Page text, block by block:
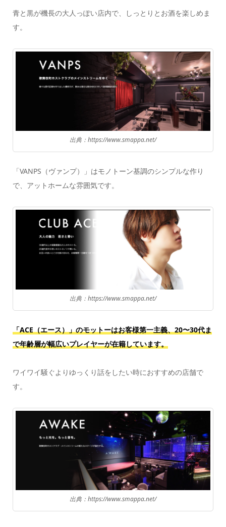
青と黒が機長の大人っぽい店内で、しっとりとお酒を楽しめま
す。
出典：https://www.smappa.net/
「VANPS（ヴァンプ）」はモノトーン基調のシンプルな作り
で、アットホームな雰囲気です。
出典：https://www.smappa.net/
「ACE（エース）」のモットーはお客様第一主義、20〜30代ま
で年齢層が幅広いプレイヤーが在籍しています。
ワイワイ騒ぐよりゆっくり話をしたい時におすすめの店舗で
す。
出典：https://www.smappa.net/